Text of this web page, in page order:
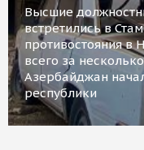
Высшие
встретились в
противостояния в
всего за
Азербайджан
республики